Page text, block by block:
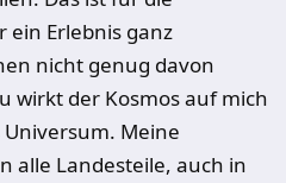
ein Erlebnis ganz
nicht genug davon
wirkt der Kosmos auf mich
Meine
alle Landesteile, auch in